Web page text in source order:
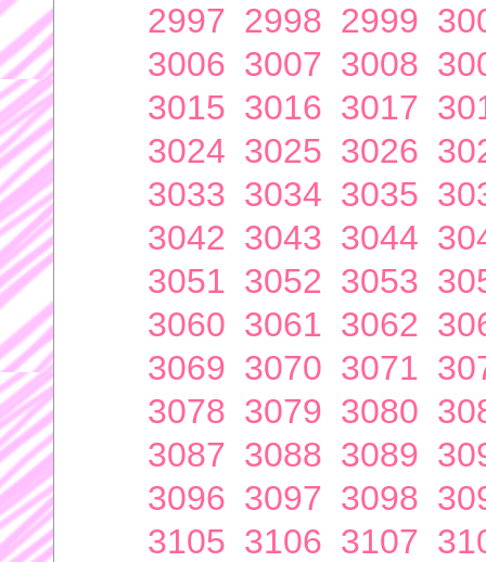
2997 2998 2999
3006 3007 3008
3015 3016 3017
3024 3025 3026
3033 3034 3035
3042 3043 3044
3051 3052 3053
3060 3061 3062
3069 3070 3071
3078 3079 3080
3087 3088 3089
3096 3097 3098
3105 3106 3107